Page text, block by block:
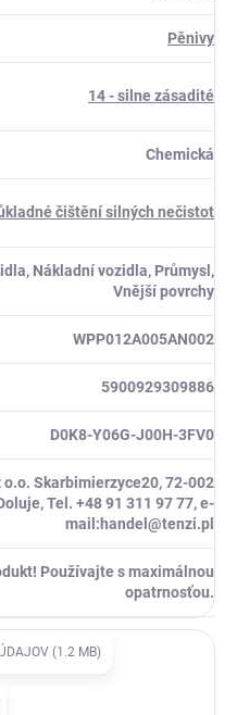
Pěnivy
14 - silne zásadité
Chemická
čištění silných nečistot
Nákladní vozidla, Průmysl,
Vnější povrchy
WPP012A005AN002
5900929309886
D0K8-Y06G-J00H-3FV0
o.o. Skarbimierzyce20, 72-002
Tel. +48 91 311 97 77, e-
mail:handel@tenzi.pl
Používajte s maximálnou
opatrnosťou.
(1.2 MB)